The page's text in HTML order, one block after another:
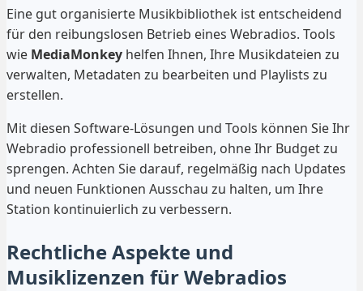
Eine gut organisierte Musikbibliothek ist entscheidend
für den reibungslosen Betrieb eines Webradios. Tools
wie MediaMonkey helfen Ihnen, Ihre Musikdateien zu
verwalten, Metadaten zu bearbeiten und Playlists zu
erstellen.
Mit diesen Software-Lösungen und Tools können Sie Ihr
Webradio professionell betreiben, ohne Ihr Budget zu
sprengen. Achten Sie darauf, regelmäßig nach Updates
und neuen Funktionen Ausschau zu halten, um Ihre
Station kontinuierlich zu verbessern.
Rechtliche Aspekte und
Musiklizenzen für Webradios